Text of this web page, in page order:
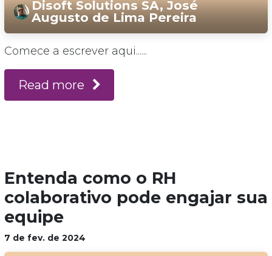
Disoft Solutions SA, José
Augusto de Lima Pereira
Comece a escrever aqui......
Read more
Entenda como o RH
colaborativo pode engajar sua
equipe
7 de fev. de 2024